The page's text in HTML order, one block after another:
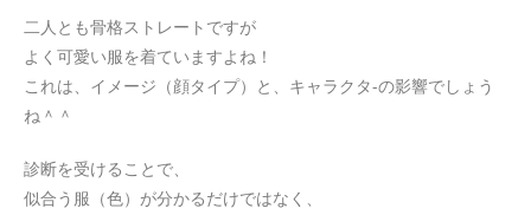
二人とも骨格ストレートですが
よく可愛い服を着ていますよね！
これは、イメージ（顔タイプ）と、キャラクタ-の影響でしょう
ね＾＾
診断を受けることで、
似合う服（色）が分かるだけではなく、